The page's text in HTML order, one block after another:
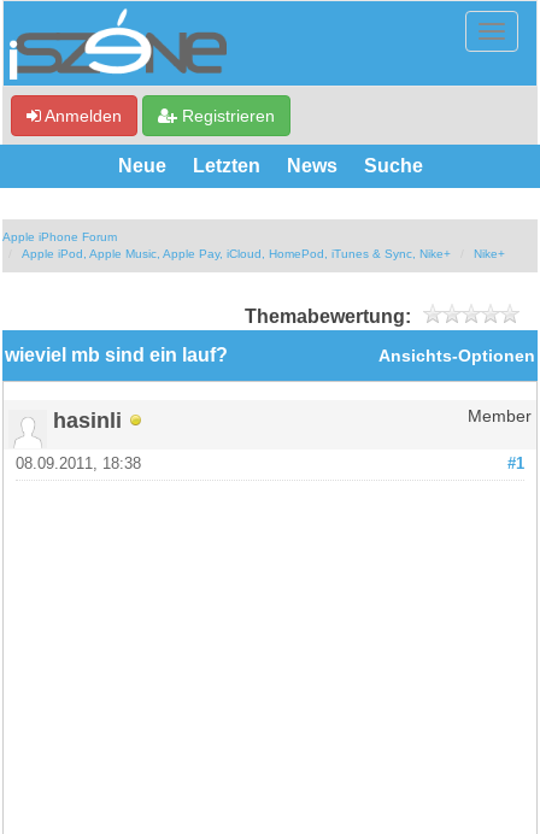
Anmelden Registrieren
Neue Letzten News Suche
Apple iPhone Forum
Apple iPod, Apple Music, Apple Pay, iCloud, HomePod, iTunes & Sync, Nike+
Nike+
Themabewertung:
Ansichts-Optionen
wieviel mb sind ein lauf?
hasinli Member
#1
08.09.2011, 18:38